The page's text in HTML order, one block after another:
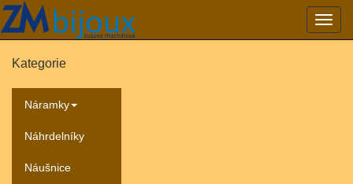
Kategorie
Náramky
Náhrdelníky
Náušnice